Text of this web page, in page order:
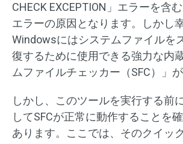
CHECK EXCEPTION」エラーを含
エラーの原因となります。しかし
Windowsにはシステムファイルを
復するために使用できる強力な内
ムファイルチェッカー（SFC）」が
しかし、このツールを実行する前
してSFCが正常に動作することを
あります。ここでは、そのクイッ